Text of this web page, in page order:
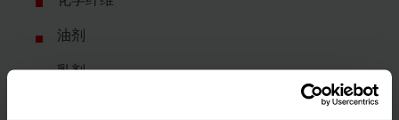
油剂
乳剂